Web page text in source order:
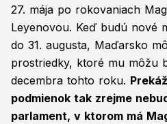
27. mája po rokovaniach
Leyenovou. Keď budú nové
do 31. augusta, Maďarsko
prostriedky, ktoré mu môžu
decembra tohto roku.
podmienok tak zrejme
parlament, v ktorom má